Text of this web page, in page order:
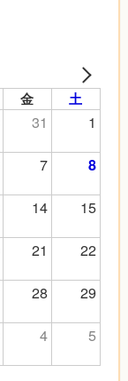
金 土
31
1
7 8
14
15
21
22
28
29
4 5